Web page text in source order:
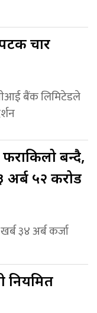
चार
बैंक लिमिटेडले
बन्दै,
अर्ब ५२ करोड
३४ अर्ब कर्जा
नियमित